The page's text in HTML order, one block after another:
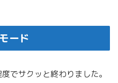
ード
でサクッと終わりました。